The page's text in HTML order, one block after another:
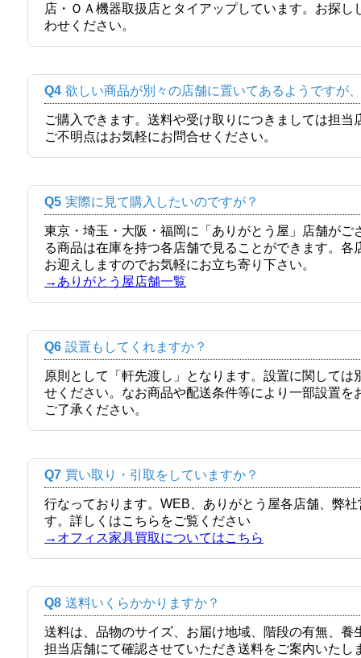
店・ＯＡ機器取扱店とタイアップしています。お探
わせください。
Q4 欲しい商品が別々の店舗に置いてあるようですが
ご購入できます。送料や受け取りにつきましては担
ご不明点はお気軽にお問合せください。
Q5 実際に見て購入したいのですが？
東京・埼玉・大阪・福岡に「ありがとう屋」店舗が
る商品は在庫を持つ各店舗で見ることができます。
お迎えしますのでお気軽にお立ち寄り下さい。
→ありがとう屋店舗一覧
Q6 設置もしてくれますか？
原則として「軒先渡し」となります。設置に関して
せください。なお商品や配送条件等により一部設置
ご了承ください。
Q7 買い取り・引取をしていますか？
行なっております。WEB、ありがとう屋各店舗、弊
す。詳しくはこちらをご覧ください
→オフィス家具買取についてはこちら
Q8 送料いくらかかりますか？
送料は、品物のサイズ、お届け地域、階段の有無、
担当店舗にて確認させていただき送料をご案内いたし